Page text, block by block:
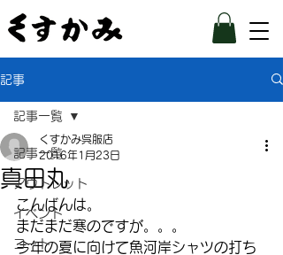
記事
記事一覧
アウトレット
イベント
コート
記事一覧
真田丸
くすかみ呉服店
2016年1月23日
こんばんは。
まだまだ寒のですが。。。
今年の夏に向けて魚河岸シャツの打ち